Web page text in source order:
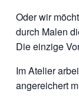
Oder wir
durch Malen
Die einzige
Im Atelier
angereichert